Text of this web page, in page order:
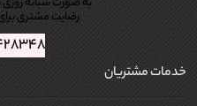
رضایت مشتری
۰۲۱-
خدمات مشتریان